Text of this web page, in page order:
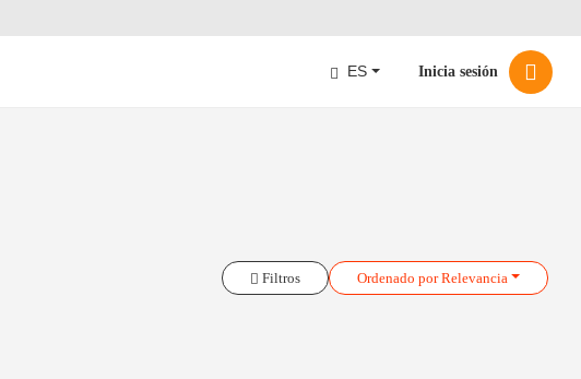
ES Inicia sesión
Filtros Ordenado por Relevancia